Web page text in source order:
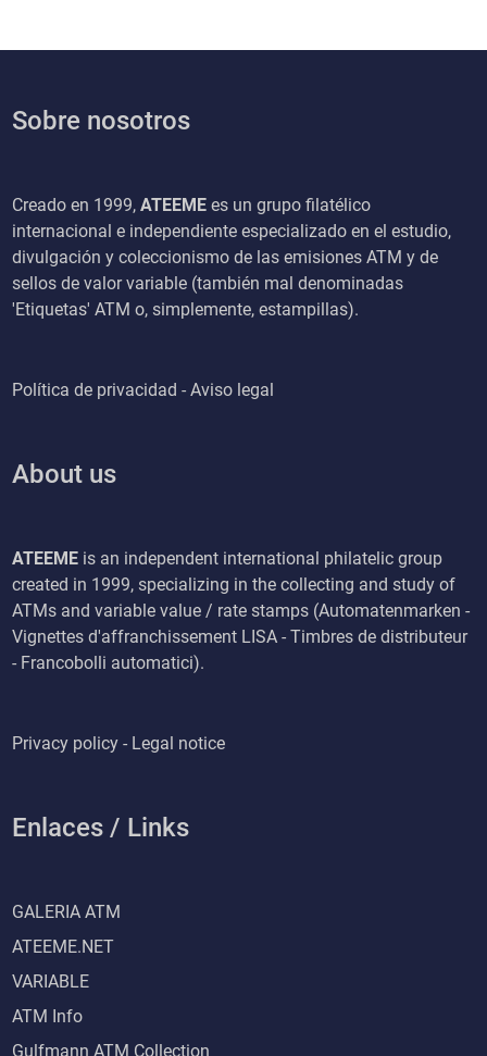
Sobre nosotros
Creado en 1999,ATEEME es un grupo filatélico
internacional e independiente especializado en el estudio,
divulgación y coleccionismo de las emisiones ATM y de
sellos de valor variable (también mal denominadas
'Etiquetas' ATM o, simplemente, estampillas).
Política de privacidad - Aviso legal
About us
ATEEME is an independent international philatelic group
created in 1999, specializing in the collecting and study of
ATMs and variable value / rate stamps (Automatenmarken -
Vignettes d'affranchissement LISA - Timbres de distributeur
- Francobolli automatici).
Privacy policy - Legal notice
Enlaces / Links
GALERIA ATM
ATEEME.NET
VARIABLE
ATM Info
Gulfmann ATM Collection